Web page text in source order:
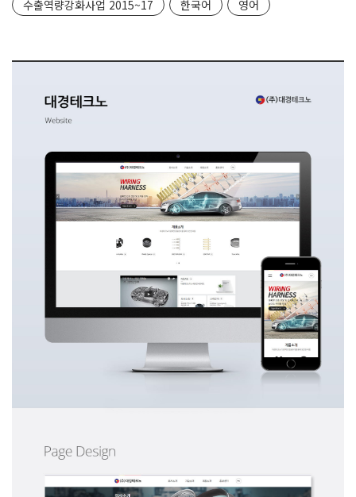
수출역량강화사업 2015~17
한국어 영어